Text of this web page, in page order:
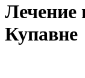
Лечение
Купавне